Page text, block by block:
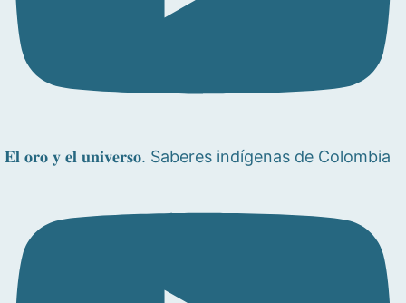
𝐄𝐥 𝐨𝐫𝐨 𝐲 𝐞𝐥 𝐮𝐧𝐢𝐯𝐞𝐫𝐬𝐨. Saberes indígenas de Colombia